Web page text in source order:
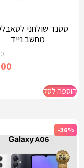
סטנד שולחני
מחשב נייד
הוספה לסל
-36%